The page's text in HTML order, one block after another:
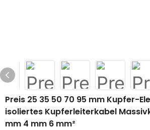
Preis 25 35 50 70 95 mm Kupfer-
isoliertes Kupferleiterkabel
mm 4 mm 6 mm²